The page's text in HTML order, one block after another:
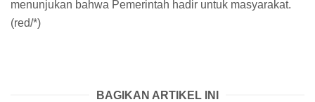
menunjukan bahwa Pemerintah hadir untuk masyarakat.
(red/*)
BAGIKAN ARTIKEL INI